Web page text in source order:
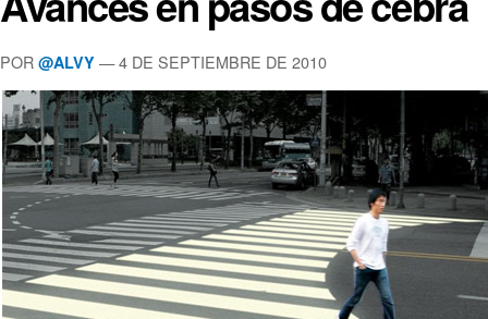
POR @ALVY —4 DE SEPTIEMBRE DE 2010